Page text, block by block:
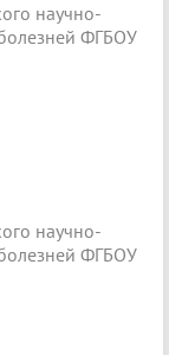
научно-
болезней ФГБОУ
научно-
болезней ФГБОУ